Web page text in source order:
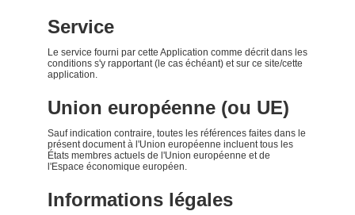
Service
Le service fourni par cette Application comme décrit dans les
conditions s'y rapportant (le cas échéant) et sur ce site/cette
application.
Union européenne (ou UE)
Sauf indication contraire, toutes les références faites dans le
présent document à l'Union européenne incluent tous les
États membres actuels de l'Union européenne et de
l'Espace économique européen.
Informations légales